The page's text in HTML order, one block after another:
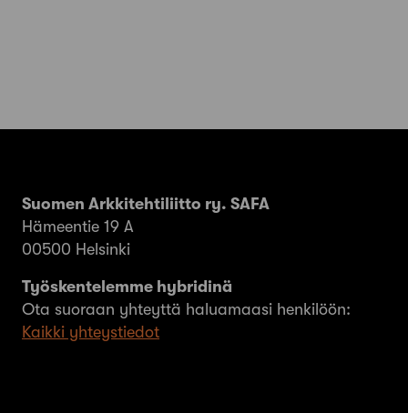
Suomen Arkkitehtiliitto ry. SAFA
Hämeentie 19 A
00500 Helsinki
Työskentelemme hybridinä
Ota suoraan yhteyttä haluamaasi henkilöön:
Kaikki yhteystiedot